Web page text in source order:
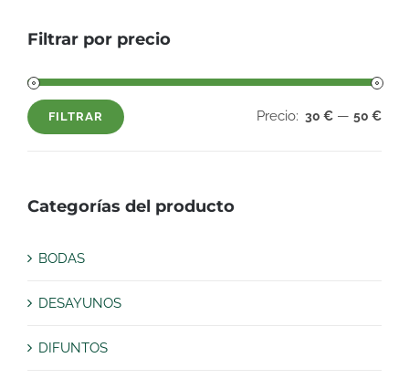
Filtrar por precio
Precio
Precio
FILTRAR Precio: 30 € — 50 €
Categorías del producto
BODAS
DESAYUNOS
DIFUNTOS